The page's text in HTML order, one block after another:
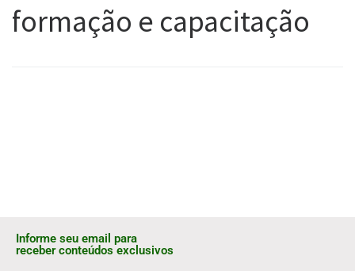
formação e capacitação
Informe seu email para
receber conteúdos exclusivos